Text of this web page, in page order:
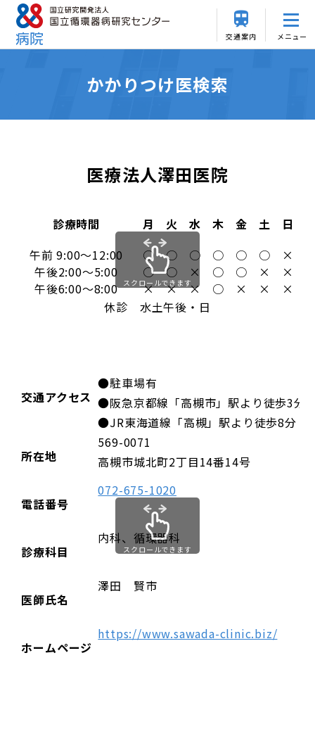
交通案内 メニュー
かかりつけ医検索
医療法人澤田医院
診療時間 月 火 水 木 金 土
日
午前 9:00～12:00
○ ○ ○ ○ ○ ○
×
午後2:00～5:00
○ ○ × ○ ○ ×
×
午後6:00～8:00
× × × ○ × × ×
スクロールできます
休診 水土午後・日
交通アクセス
●駐車場有
●阪急京都線「高槻市」駅より徒歩3分
●JR東海道線「高槻」駅より徒歩8分
所在地
569-0071
高槻市城北町2丁目14番14号
電話番号
072-675-1020
診療科目
内科、循環器科
医師氏名
澤田 賢市
ホームページ
https://www.sawada-clinic.biz/
スクロールできます